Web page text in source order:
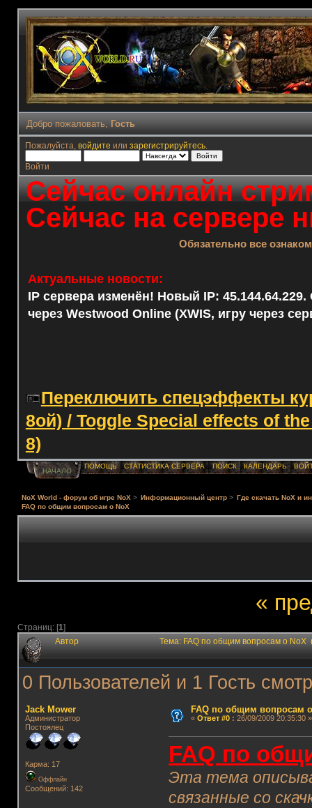
Добро пожаловать, Гость
Пожалуйста, войдите или зарегистрируйтесь.
Войти
Сейчас онлайн
Сейчас на сервере
Обязательно все
Актуальные новости:
IP сервера изменён! Новый IP: 45.144.64.229.
через Westwood Online (XWIS, игру через
Переключить спецэффекты
8ой) / Toggle Special effects of
8)
НАЧАЛО
ПОМОЩЬ СТАТИСТИКА СЕРВЕРА ПОИСК КАЛЕНДАРЬ
NoX World - форум об игре NoX > Информационный центр > Где скачать NoX и
FAQ по общим вопросам о NoX
«
Страниц: [1]
Автор Тема: FAQ по общим вопросам о NoX
0 Пользователей и 1 Гость
Jack Mower
Администратор
Постоялец
Карма: 17
Оффлайн
Сообщений: 142
FAQ по общим вопросам
« Ответ #0: 26/09/2009 20:35:30 »
FAQ по
Эта тема
связанные со